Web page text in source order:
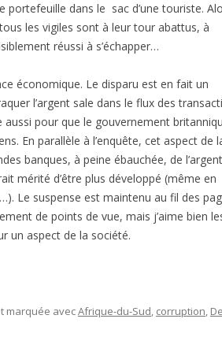
dans le sac d’une touriste.
les vigiles sont à leur tour abattus, à
réussi à s’échapper…
économique. Le disparu est en fait un
l’argent sale dans le flux des
pour que le gouvernement
En parallèle à l’enquête, cet aspect de
banques, à peine ébauchée, de
mérité d’être plus développé (même en
Le suspense est maintenu au fil des
de points de vue, mais j’aime bien
un aspect de la société.
marquée avecAfrique-du-Sud, corruption,